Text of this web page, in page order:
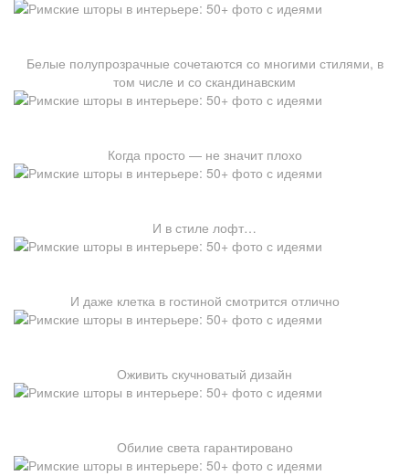
Белые полупрозрачные сочетаются со многими стилями, в
том числе и со скандинавским
Когда просто — не значит плохо
И в стиле лофт…
И даже клетка в гостиной смотрится отлично
Оживить скучноватый дизайн
Обилие света гарантировано